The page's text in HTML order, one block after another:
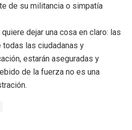
de su militancia o simpatía
dejar una cosa en claro: las
las ciudadanas y
estarán aseguradas y
de la fuerza no es una